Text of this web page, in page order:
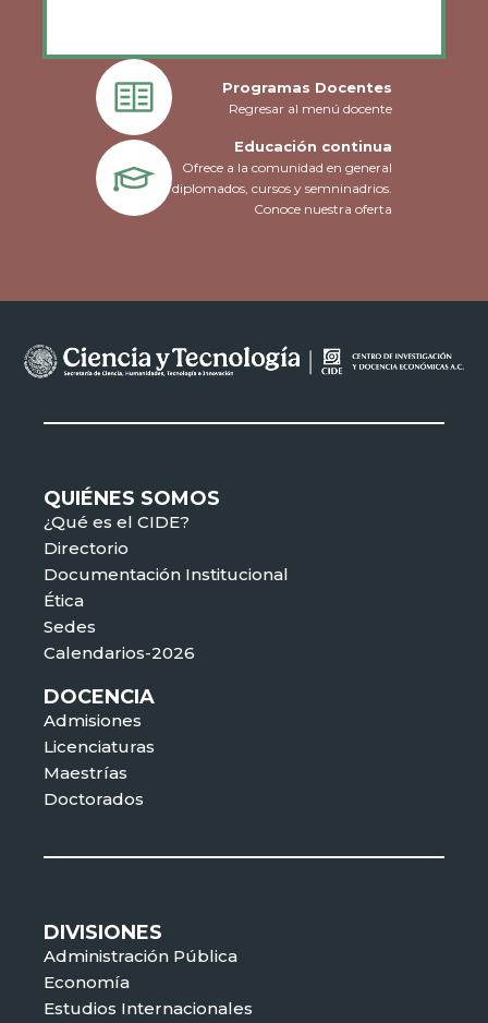
Programas Docentes
Regresar al menú docente
Educación continua
Ofrece a la comunidad en general
diplomados, cursos y semninadrios.
Conoce nuestra oferta
QUIÉNES SOMOS
¿Qué es el CIDE?
Directorio
Documentación Institucional
Ética
Sedes
Calendarios-2026
DOCENCIA
Admisiones
Licenciaturas
Maestrías
Doctorados
DIVISIONES
Administración Pública
Economía
Estudios Internacionales